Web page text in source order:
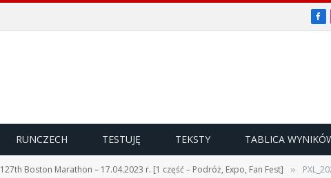
RUNCZECH TESTUJĘ TEKSTY TABLICA
127th Boston Marathon – 17.04.2023 r. [1 część – Podróż, Expo, Fan Fest] »